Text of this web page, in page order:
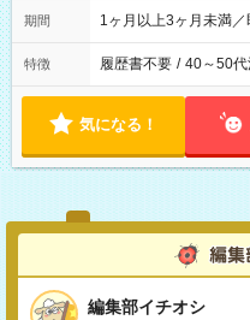
期間 1ヶ月以上3ヶ月未満
特徴 履歴書不要 / 40～50代
気になる！
編集部イチオシ